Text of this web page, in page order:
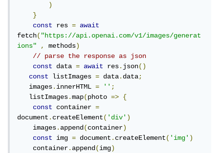
)
}
const
res =
await
fetch("https://api.openai.com/v1/images/generat
ions"
, methods)
// parse the response as json
const
data = await res.json()
const
listImages = data.data;
   images
.innerHTML = '';
   listImages
.map(photo =>
{
const
container =
document.createElement('div')
    images
.append(container)
const
img = document.createElement('img')
    container
.append(img)